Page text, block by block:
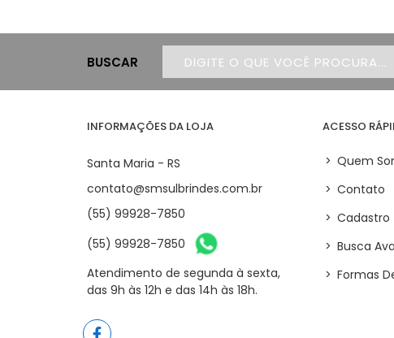
BUSCAR
INFORMAÇÕES DA LOJA
Santa Maria - RS
contato@smsulbrindes.com.br
(55) 99928-7850
(55) 99928-7850
Atendimento de segunda à sexta,
das 9h às 12h e das 14h às 18h.
ACESSO
> Quem
> Contato
> Cadastro
> Busca
> Formas